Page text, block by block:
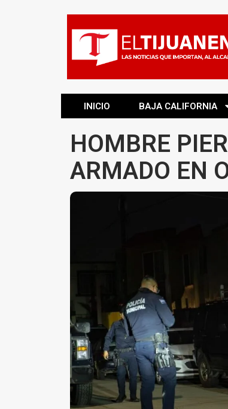
INICIO BAJA CALIFORNIA
HOMBRE
ARMADO EN